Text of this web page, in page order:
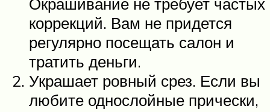
коррекций. Вам не придется
регулярно посещать салон и
тратить деньги.
Украшает ровный срез. Если вы
любите однослойные прически,